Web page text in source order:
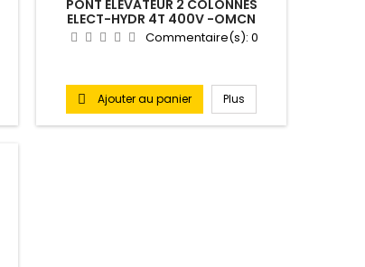
PONT ELEVATEUR 2 COLONNES
ELECT-HYDR 4T 400V -OMCN
Commentaire(s): 0
 Ajouter au panier Plus